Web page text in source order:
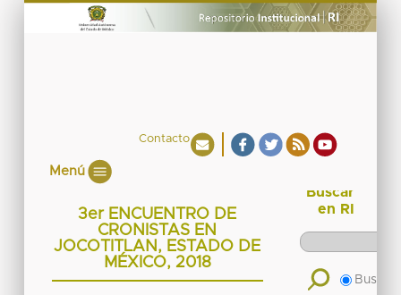
Contacto
Menú
3er ENCUENTRO DE
CRONISTAS EN
JOCOTITLAN, ESTADO DE
MÉXICO, 2018
Buscar
en RI
Buscar